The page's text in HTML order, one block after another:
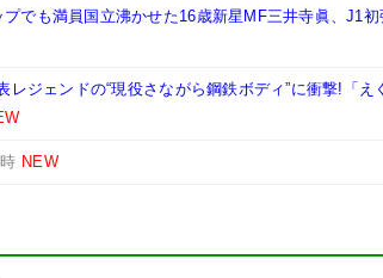
プでも満員国立沸かせた16歳新星MF三井寺眞、J1
レジェンドの“現役さながら鋼鉄ボディ”に衝撃!「
NEW